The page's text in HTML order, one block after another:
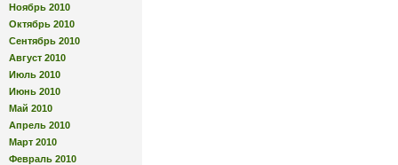
Ноябрь 2010
Октябрь 2010
Сентябрь 2010
Август 2010
Июль 2010
Июнь 2010
Май 2010
Апрель 2010
Март 2010
Февраль 2010